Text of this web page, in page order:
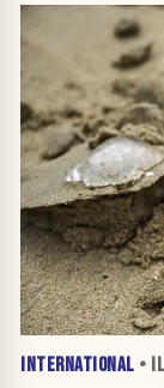
INTERNATIONAL •